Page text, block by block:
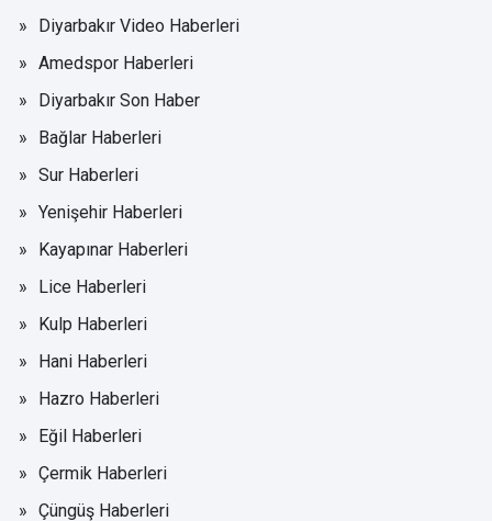
Diyarbakır Video Haberleri
Amedspor Haberleri
Diyarbakır Son Haber
Bağlar Haberleri
Sur Haberleri
Yenişehir Haberleri
Kayapınar Haberleri
Lice Haberleri
Kulp Haberleri
Hani Haberleri
Hazro Haberleri
Eğil Haberleri
Çermik Haberleri
Çüngüş Haberleri